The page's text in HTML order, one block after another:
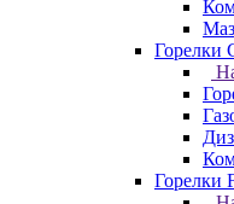
Горелки
Горелки